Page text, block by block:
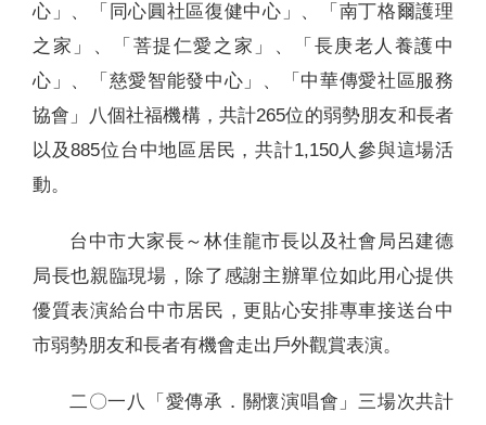
心」、「同心圓社區復健中心」、「南丁格爾護理
之家」、「菩提仁愛之家」、「長庚老人養護中
心」、「慈愛智能發中心」、「中華傳愛社區服務
協會」八個社福機構，共計265位的弱勢朋友和長者
以及885位台中地區居民，共計1,150人參與這場活
動。
台中市大家長～林佳龍市長以及社會局呂建德
局長也親臨現場，除了感謝主辦單位如此用心提供
優質表演給台中市居民，更貼心安排專車接送台中
市弱勢朋友和長者有機會走出戶外觀賞表演。
二〇一八「愛傳承．關懷演唱會」三場次共計